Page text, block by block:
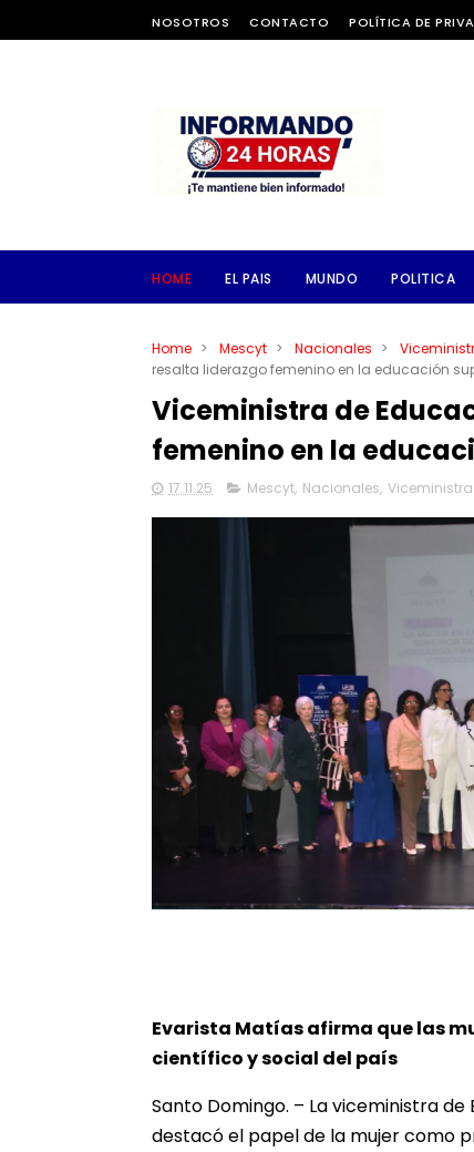
NOSOTROS CONTACTO POLÍTICA DE
HOME EL PAIS MUNDO POLITICA
Home > Mescyt > Nacionales >
resalta liderazgo femenino en la educación
Viceministra de
femenino en la
17.11.25 Mescyt, Nacionales,
Evarista Matías afirma que las
científico y social del país
Santo Domingo. – La viceministra
destacó el papel de la mujer como